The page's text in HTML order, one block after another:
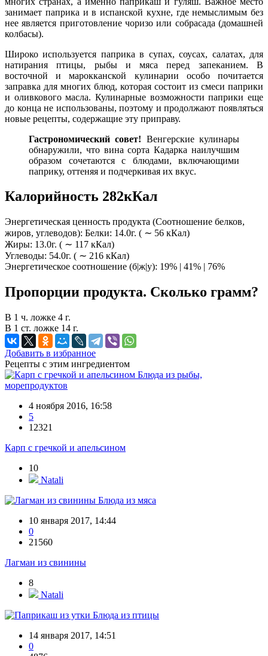
занимает паприка и в испанской кухне, где немыслимым без
нее является приготовление чоризо или собрасада (домашней
колбасы).
Широко используется паприка в супах, соусах, салатах, для
натирания птицы, рыбы и мяса перед запеканием. В
восточной и марокканской кулинарии особо почитается
заправка для многих блюд, которая состоит из смеси паприки
и оливкового масла. Кулинарные возможности паприки еще
до конца не использованы, поэтому и продолжают появляться
новые рецепты, содержащие эту приправу.
Гастрономическийсовет! Венгерские кулинары
обнаружили, что вина сорта Кадарка наилучшим
образом сочетаются с блюдами, включающими
паприку, оттеняя и подчеркивая их вкус.
Калорийность 282кКал
Энергетическая ценность продукта (Соотношение белков,
жиров, углеводов): Белки: 14.0г. ( ∼ 56 кКал)
Жиры: 13.0г. ( ∼ 117 кКал)
Углеводы: 54.0г. ( ∼ 216 кКал)
Энергетическое соотношение (б|ж|у): 19% | 41% | 76%
Пропорции продукта. Сколько грамм?
В 1 ч. ложке 4 г.
В 1 ст. ложке 14 г.
Добавить в избранное
Рецепты с этим ингредиентом
Блюда из рыбы,
морепродуктов
4 ноября 2016, 16:58
5
12321
Карп с гречкой и апельсином
10
Natali
Блюда из мяса
10 января 2017, 14:44
0
21560
Лагман из свинины
8
Natali
Блюда из птицы
14 января 2017, 14:51
0